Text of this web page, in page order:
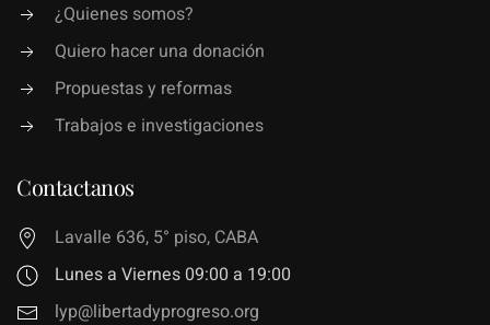
¿Quienes somos?
Quiero hacer una donación
Propuestas y reformas
Trabajos e investigaciones
Contactanos
Lavalle 636, 5° piso, CABA
Lunes a Viernes 09:00 a 19:00
lyp@libertadyprogreso.org